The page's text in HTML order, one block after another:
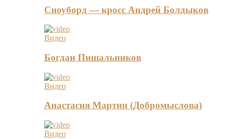
Сноуборд — кросс Андрей Болдыков
Видео
Богдан Пищальников
Видео
Анастасия Мартин (Добромыслова)
Видео